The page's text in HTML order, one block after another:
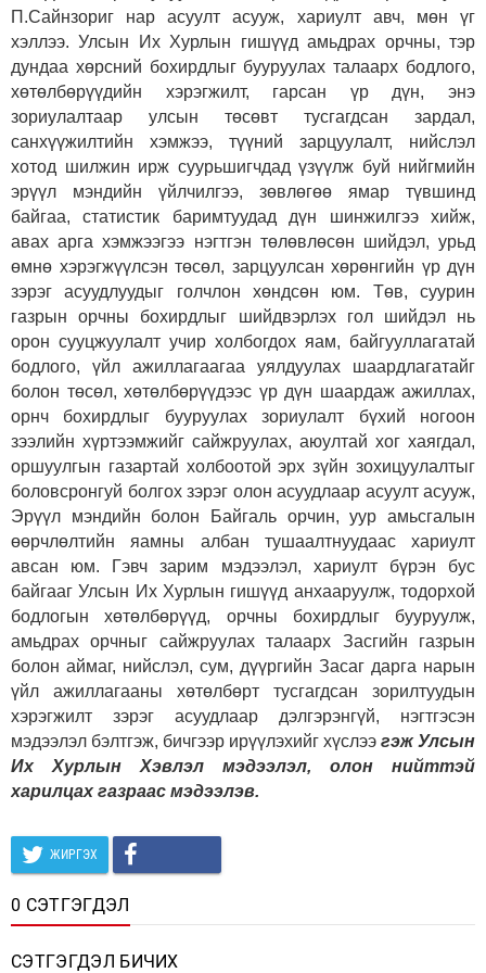
П.Сайнзориг нар асуулт асууж, хариулт авч, мөн үг
хэллээ. Улсын Их Хурлын гишүүд амьдрах орчны, тэр
дундаа хөрсний бохирдлыг бууруулах талаарх бодлого,
хөтөлбөрүүдийн хэрэгжилт, гарсан үр дүн, энэ
зориулалтаар улсын төсөвт тусгагдсан зардал,
санхүүжилтийн хэмжээ, түүний зарцуулалт, нийслэл
хотод шилжин ирж суурьшигчдад үзүүлж буй нийгмийн
эрүүл мэндийн үйлчилгээ, зөвлөгөө ямар түвшинд
байгаа, статистик баримтуудад дүн шинжилгээ хийж,
авах арга хэмжээгээ нэгтгэн төлөвлөсөн шийдэл, урьд
өмнө хэрэгжүүлсэн төсөл, зарцуулсан хөрөнгийн үр дүн
зэрэг асуудлуудыг голчлон хөндсөн юм. Төв, суурин
газрын орчны бохирдлыг шийдвэрлэх гол шийдэл нь
орон сууцжуулалт учир холбогдох яам, байгууллагатай
бодлого, үйл ажиллагаагаа уялдуулах шаардлагатайг
болон төсөл, хөтөлбөрүүдээс үр дүн шаардаж ажиллах,
орнч бохирдлыг бууруулах зориулалт бүхий ногоон
зээлийн хүртээмжийг сайжруулах, аюултай хог хаягдал,
оршуулгын газартай холбоотой эрх зүйн зохицуулалтыг
боловсронгуй болгох зэрэг олон асуудлаар асуулт асууж,
Эрүүл мэндийн болон Байгаль орчин, уур амьсгалын
өөрчлөлтийн яамны албан тушаалтнуудаас хариулт
авсан юм. Гэвч зарим мэдээлэл, хариулт бүрэн бус
байгааг Улсын Их Хурлын гишүүд анхааруулж, тодорхой
бодлогын хөтөлбөрүүд, орчны бохирдлыг бууруулж,
амьдрах орчныг сайжруулах талаарх Засгийн газрын
болон аймаг, нийслэл, сум, дүүргийн Засаг дарга нарын
үйл ажиллагааны хөтөлбөрт тусгагдсан зорилтуудын
хэрэгжилт зэрэг асуудлаар дэлгэрэнгүй, нэгтгэсэн
мэдээлэл бэлтгэж, бичгээр ирүүлэхийг хүслээ гэж Улсын
Их Хурлын Хэвлэл мэдээлэл, олон нийттэй
харилцах газраас мэдээлэв.
ЖИРГЭХ
0 СЭТГЭГДЭЛ
СЭТГЭГДЭЛ БИЧИХ